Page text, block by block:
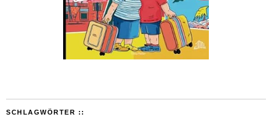
SCHLAGWÖRTER ::